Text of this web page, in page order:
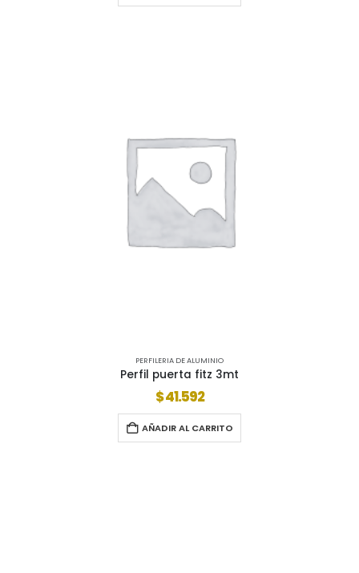
PERFILERIA DE ALUMINIO
Perfil puerta fitz 3mt
$41.592
AÑADIR AL CARRITO